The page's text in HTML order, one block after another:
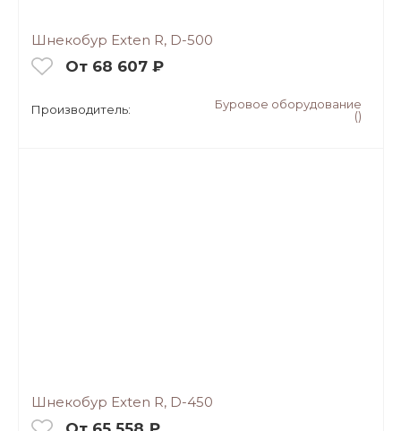
Шнекобур Exten R, D-500
От 68 607 ₽
Производитель:
Буровое оборудование
()
Шнекобур Exten R, D-450